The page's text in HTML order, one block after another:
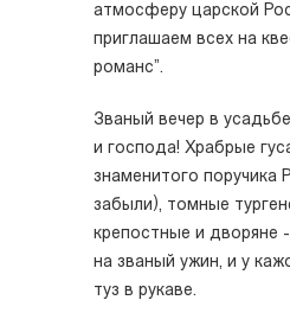
атмосферу царской
приглашаем всех на
романс”.
Званый вечер в
и господа! Храбрые
знаменитого поручика
забыли), томные
крепостные и дворяне
на званый ужин, и у
туз в рукаве.